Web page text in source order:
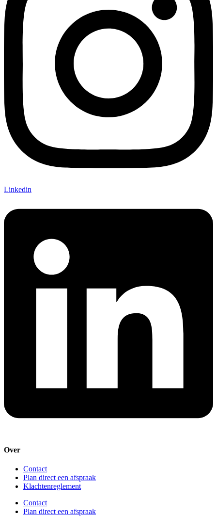
Linkedin
Over
Contact
Plan direct een afspraak
Klachtenreglement
Contact
Plan direct een afspraak